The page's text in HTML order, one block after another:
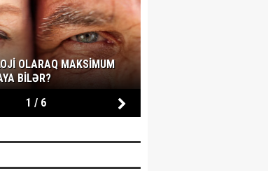
OLARAQ MAKSIMUM
BILƏR?
1 / 6